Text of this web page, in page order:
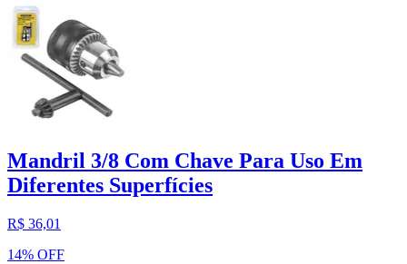
Mandril 3/8 Com Chave Para Uso Em
Diferentes Superfícies
R$ 36,01
14% OFF